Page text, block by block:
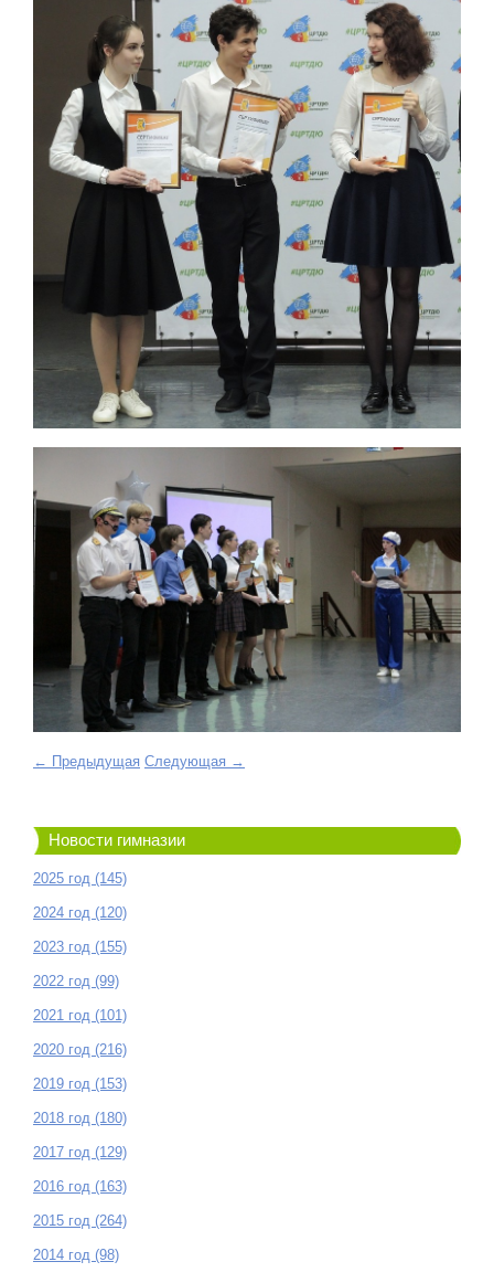
← Предыдущая Следующая →
Новости гимназии
2025 год (145)
2024 год (120)
2023 год (155)
2022 год (99)
2021 год (101)
2020 год (216)
2019 год (153)
2018 год (180)
2017 год (129)
2016 год (163)
2015 год (264)
2014 год (98)